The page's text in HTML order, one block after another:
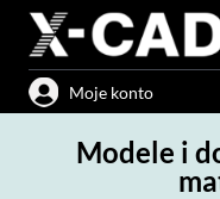
Przejdź
treści
Moje konto
Modele i